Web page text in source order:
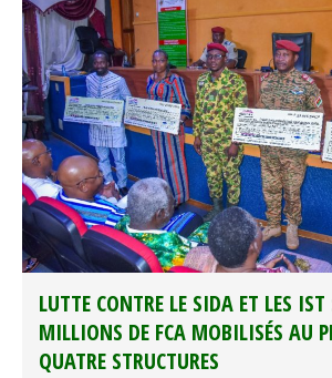
LUTTE CONTRE LE SIDA ET LES
MILLIONS DE FCA MOBILISÉS AU
QUATRE STRUCTURES